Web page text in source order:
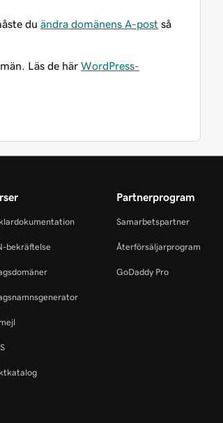
du ändra domänens A-post så
Läs de här WordPress-
bekräftelse
Partnerprogram
Samarbetspartner
Återförsäljarprogram
GoDaddy Pro